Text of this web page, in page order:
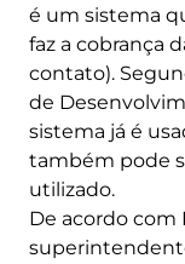
é um sistema
faz a cobrança
contato).
de
sistema já é
também pode
utilizado.
De acordo com